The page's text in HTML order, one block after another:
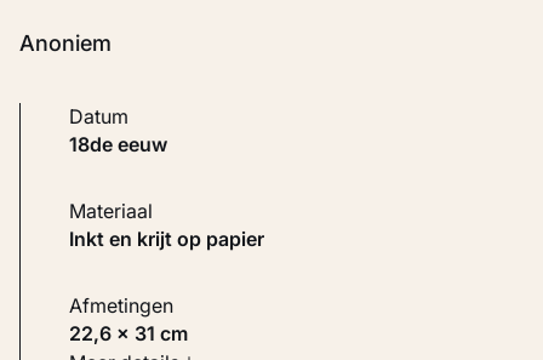
Anoniem
Datum
18de eeuw
Materiaal
Inkt en krijt op papier
Afmetingen
22,6 × 31 cm